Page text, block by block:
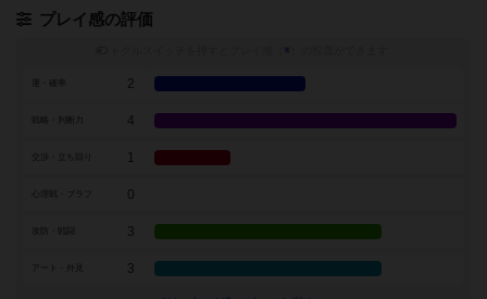
プレイ感の評価
※
2
戦略・判断力 4
1
0
3
アート・外見 3